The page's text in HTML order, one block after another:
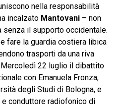
nella responsabilità
incalzato Mantovani– non
il supporto occidentale.
fare la guardia costiera libica
trasporti da una riva
Mercoledì 22 luglio il dibattito
con Emanuela Fronza,
degli Studi di Bologna, e
e conduttore radiofonico di